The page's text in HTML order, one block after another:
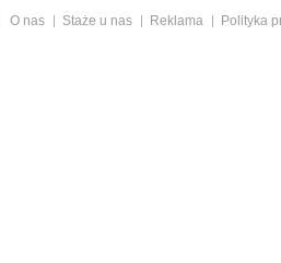
O nas Staże u nas Reklama
Polityka